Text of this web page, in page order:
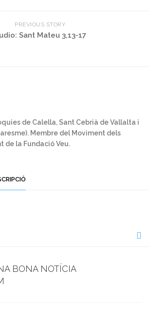
PREVIOUS STORY
Sant Mateu 3,13-17
de Calella, Sant Cebrià de Vallalta i
Membre del Moviment dels
de la Fundació Veu.
BONA NOTÍCIA